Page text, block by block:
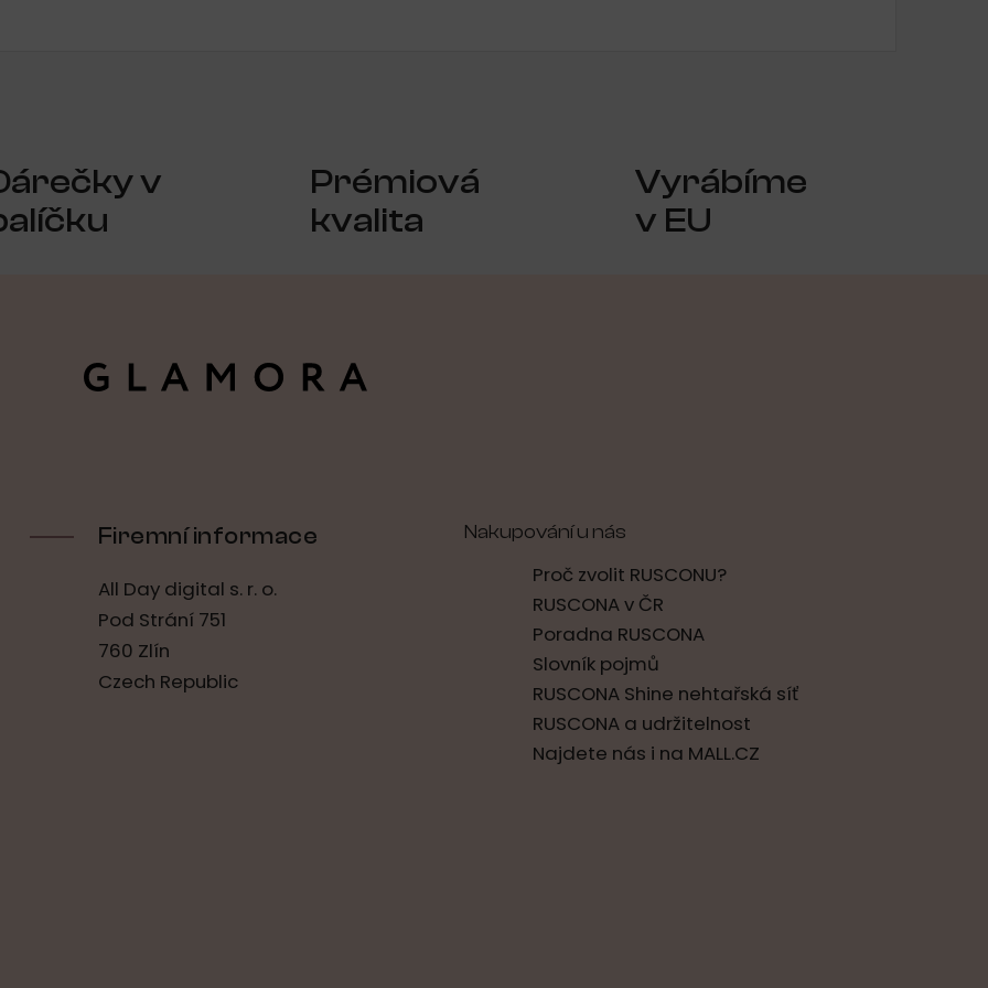
v
Prémiová
kvalita
Vyrábíme
v EU
Firemní informace
All Day digital s. r. o.
Pod Strání 751
760 Zlín
Czech Republic
Nakupování u nás
Proč zvolit RUSCONU?
RUSCONA v ČR
Poradna RUSCONA
Slovník pojmů
RUSCONA Shine nehtařská síť
RUSCONA a udržitelnost
Najdete nás i na MALL.CZ